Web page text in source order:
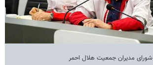
شورای مدیران جمعیت هلال احمر